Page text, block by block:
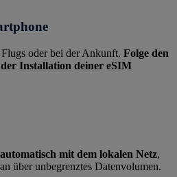
oder bei der Ankunft. Folge den
Installation deiner eSIM
mit dem lokalen Netz,
über unbegrenztes Datenvolumen.